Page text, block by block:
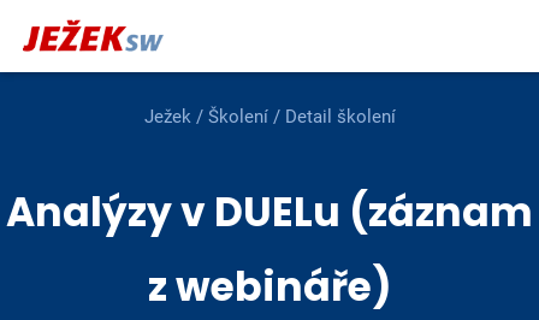
Ježek/ Školení/ Detail školení
Analýzy v DUELu (záznam
z webináře)